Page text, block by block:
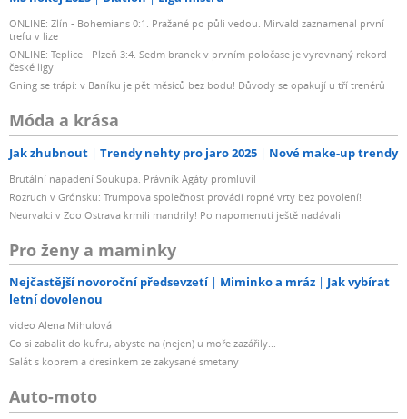
ONLINE: Zlín - Bohemians 0:1. Pražané po půli vedou. Mirvald zaznamenal první
trefu v lize
ONLINE: Teplice - Plzeň 3:4. Sedm branek v prvním poločase je vyrovnaný rekord
české ligy
Gning se trápí: v Baníku je pět měsíců bez bodu! Důvody se opakují u tří trenérů
Móda a krása
Jak zhubnout Trendy nehty pro jaro 2025 Nové make-up trendy
Brutální napadení Soukupa. Právník Agáty promluvil
Rozruch v Grónsku: Trumpova společnost provádí ropné vrty bez povolení!
Neurvalci v Zoo Ostrava krmili mandrily! Po napomenutí ještě nadávali
Pro ženy a maminky
Nejčastější novoroční předsevzetí Miminko a mráz
Jak vybírat
letní dovolenou
video Alena Mihulová
Co si zabalit do kufru, abyste na (nejen) u moře zazářily...
Salát s koprem a dresinkem ze zakysané smetany
Auto-moto